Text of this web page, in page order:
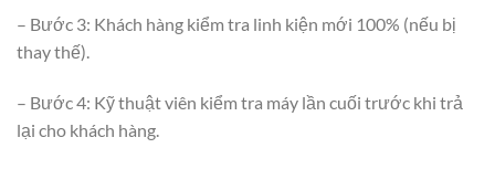
– Bước 3: Khách hàng kiểm tra linh kiện mới 100% (nếu bị
thay thế).
– Bước 4: Kỹ thuật viên kiểm tra máy lần cuối trước khi trả
lại cho khách hàng.